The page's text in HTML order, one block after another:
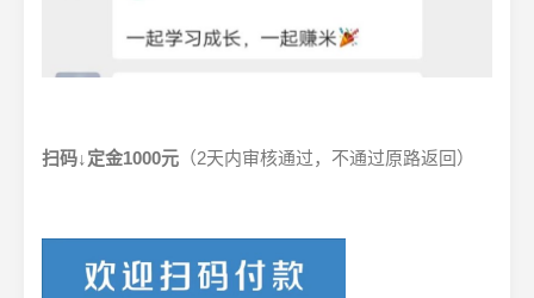
扫码↓定金1000元 （2天内审核通过，不通过原路返回）